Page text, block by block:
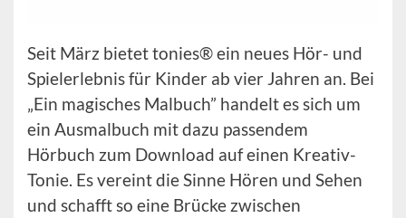
Seit März bietet tonies® ein neues Hör- und
Spielerlebnis für Kinder ab vier Jahren an. Bei
„Ein magisches Malbuch” handelt es sich um
ein Ausmalbuch mit dazu passendem
Hörbuch zum Download auf einen Kreativ-
Tonie. Es vereint die Sinne Hören und Sehen
und schafft so eine Brücke zwischen